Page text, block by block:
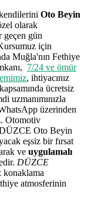
Oto Beyin
olarak
geçen gün
için
Muğla'nın Fethiye
7/24 ve ömür
, ihtiyacınız
ücretsiz
uzmanımınızla
üzerinden
Otomotiv
Oto Beyin
eşsiz bir fırsat
ve uygulamalı
DÜZCE
konaklama
atmosferinin